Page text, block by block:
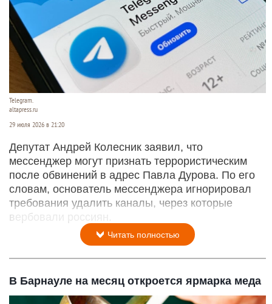
град. Ветер может усилиться до 22 метров в
секунду.
Читать полностью
Депутат не исключил, что Telegram признают
террористическим ресурсом
altapress.ru